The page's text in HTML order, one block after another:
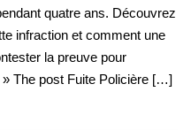
quatre ans. Découvrez
infraction et comment une
la preuve pour
» The post Fuite Policière […]